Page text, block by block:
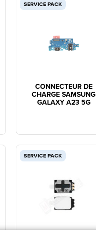
SERVICE PACK
CONNECTEUR DE
CHARGE SAMSUNG
GALAXY A23 5G
SERVICE PACK